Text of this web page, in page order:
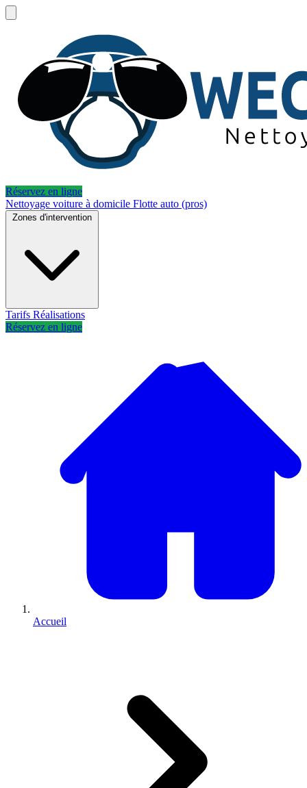
Réservez en ligne
Nettoyage voiture à domicile Flotte auto (pros)
Zones d'intervention
Tarifs Réalisations
Réservez en ligne
Accueil